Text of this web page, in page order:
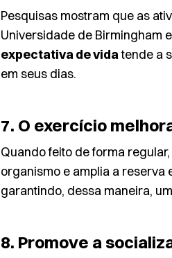
Pesquisas mostram que as
Universidade de Birmingham
expectativa de vidatende a
em seus dias.
7. O exercício
Quando feito de forma
organismo e amplia a reserva
garantindo, dessa maneira, um
8. Promove a